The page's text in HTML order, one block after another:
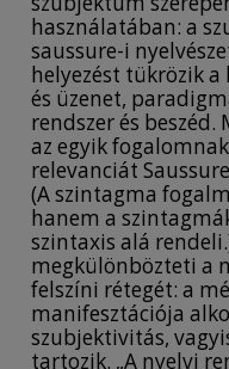
használatában: a
saussure-i
helyezést tükrözik
és üzenet,
rendszer és
az egyik
relevanciát
(A szintagma
hanem a
szintaxis alá
megkülönbözteti a
felszíni rétegét: a
manifesztációja
szubjektivitás,
tartozik. „A nyelvi